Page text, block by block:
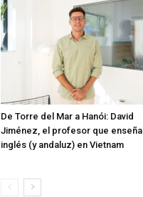
De Torre del Mar a Hanói: David
Jiménez, el profesor que enseña
inglés (y andaluz) en Vietnam